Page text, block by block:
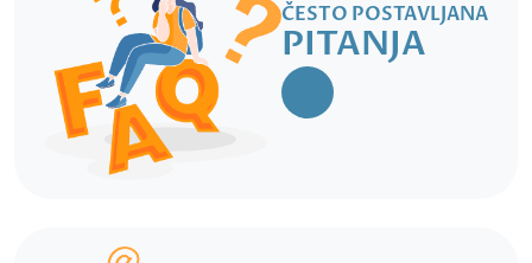
ČESTO POSTAVLJANA
PITANJA